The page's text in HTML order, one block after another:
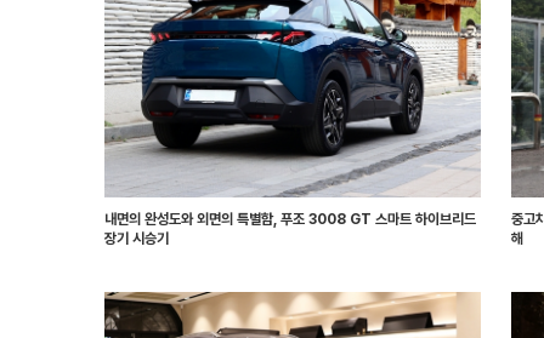
내면의 완성도와 외면의 특별함, 푸조 3008 GT 스마트 하이브리드
장기 시승기
중고
해